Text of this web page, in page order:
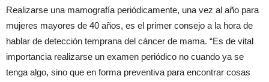
Realizarse una mamografía periódicamente, una vez al año para
mujeres mayores de 40 años, es el primer consejo a la hora de
hablar de detección temprana del cáncer de mama. “Es de vital
importancia realizarse un examen periódico no cuando ya se
tenga algo, sino que en forma preventiva para encontrar cosas